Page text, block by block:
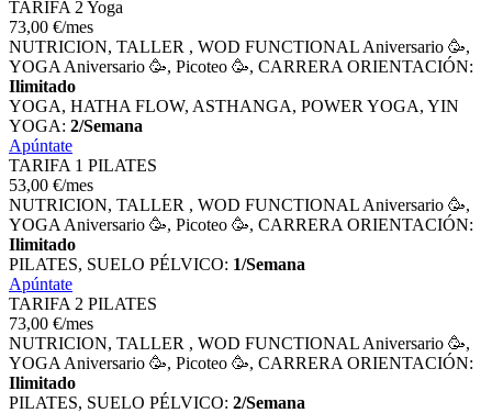
TARIFA 2 Yoga
73,00 €/mes
NUTRICION, TALLER , WOD FUNCTIONAL Aniversario 🥳,
YOGA Aniversario 🥳, Picoteo 🥳, CARRERA ORIENTACIÓN:
Ilimitado
YOGA, HATHA FLOW, ASTHANGA, POWER YOGA, YIN
YOGA: 2/Semana
Apúntate
TARIFA 1 PILATES
53,00 €/mes
NUTRICION, TALLER , WOD FUNCTIONAL Aniversario 🥳,
YOGA Aniversario 🥳, Picoteo 🥳, CARRERA ORIENTACIÓN:
Ilimitado
PILATES, SUELO PÉLVICO: 1/Semana
Apúntate
TARIFA 2 PILATES
73,00 €/mes
NUTRICION, TALLER , WOD FUNCTIONAL Aniversario 🥳,
YOGA Aniversario 🥳, Picoteo 🥳, CARRERA ORIENTACIÓN:
Ilimitado
PILATES, SUELO PÉLVICO: 2/Semana